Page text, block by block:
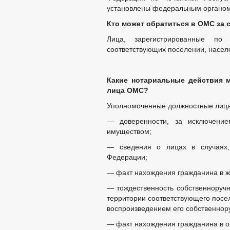
СОВЕТ ПО ПРЕДПРИНИМАТЕЛЬСТВУ
КОМИССИИ
РАБОЧАЯ
РАБОЧАЯ ГРУППА ПО
КОМИССИЯ ПО СПИСАНИЮ
ЦЕЛЕВЫЕ ПРОГРАММЫ
ДЕПУТАТЫ
ГРАФИК ПРИЁМА
ПРОТИВОДЕЙСТВИЕ КОРРУПЦИИ
НПА
ФОРМЫ
КОМИССИЯ ПО СОБЛЮДЕНИЮ
ОБРАТНАЯ СВЯЗЬ ДЛЯ СООБЩЕНИЙ
ПРАВОВЫЕ АКТЫ
установлены федеральным
Кто может обратиться в ОМС за
Лица, зарегистрированные
соответствующих поселении,
Какие нотариальные действия
лица ОМС?
Уполномоченные должностные
— доверенности, за
имуществом;
— сведения о лицах в случаях,
Федерации;
— факт нахождения гражданина в
— тождественность
территории соответствующего
воспроизведением его
— факт нахождения гражданина в